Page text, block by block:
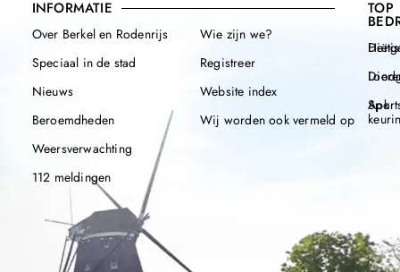
INFORMATIE
Over Berkel en Rodenrijs
Speciaal in de stad
Nieuws
Beroemdheden
Weersverwachting
112 meldingen
Wie zijn we?
Registreer
Website index
Wij worden ook vermeld op
TOP
Apk